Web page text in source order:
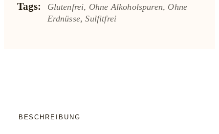
Tags: Glutenfrei, Ohne Alkoholspuren, Ohne
Erdnüsse,Sulfitfrei
BESCHREIBUNG